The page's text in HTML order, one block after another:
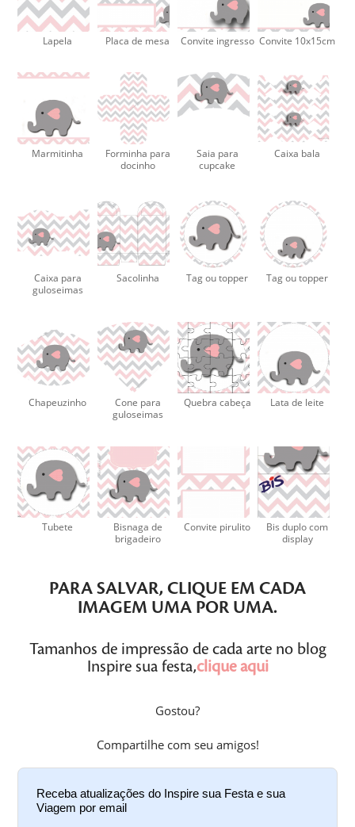
Lapela Placa de mesa Convite ingresso Convite 10x15cm
Marmitinha
Forminha para
docinho
Saia para
cupcake
Caixa bala
Caixa para
guloseimas
Sacolinha Tag ou topper Tag ou topper
Chapeuzinho
Cone para
guloseimas
Quebra cabeça Lata de leite
Tubete
Bisnaga de
brigadeiro
Convite pirulito
Bis duplo com
display
PARA SALVAR, CLIQUE EM CADA
IMAGEM UMA POR UMA.
Tamanhos de impressão de cada arte no blog
Inspire sua festa,clique aqui
Gostou?
Compartilhe com seu amigos!
Receba atualizações do Inspire sua Festa e sua
Viagem por email